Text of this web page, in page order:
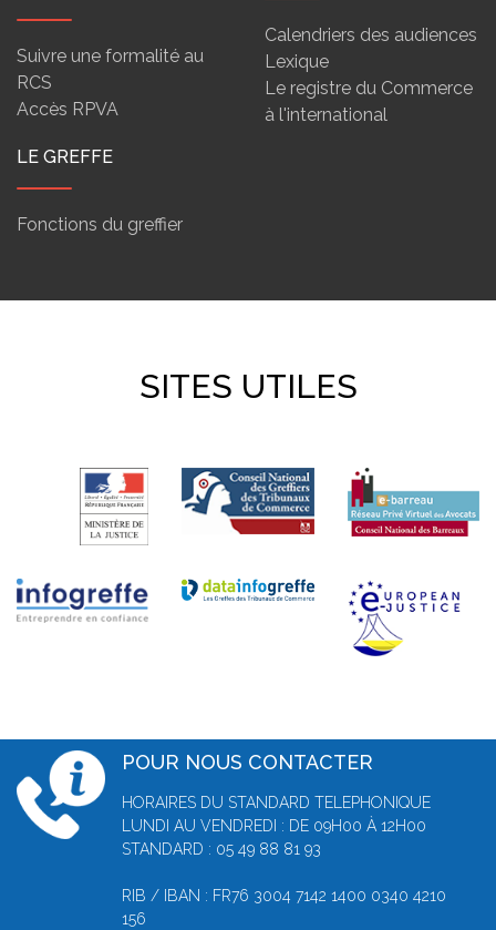
Suivre une formalité au
RCS
Accès RPVA
Calendriers des audiences
Lexique
Le registre du Commerce
à l'international
LE GREFFE
Fonctions du greffier
SITES UTILES
POUR NOUS CONTACTER
HORAIRES DU STANDARD TELEPHONIQUE
LUNDI AU VENDREDI : DE 09H00 À 12H00
STANDARD : 05 49 88 81 93
RIB / IBAN : FR76 3004 7142 1400 0340 4210
156